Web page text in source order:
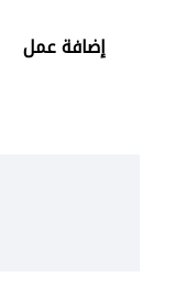
إضافة عمل